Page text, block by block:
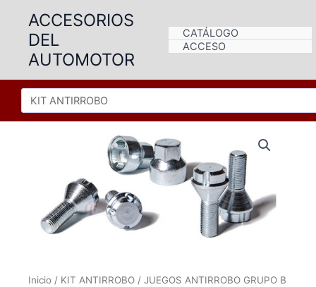
contenido
ACCESORIOS
DEL
AUTOMOTOR
CATÁLOGO
ACCESO
Inicio / KIT ANTIRROBO / JUEGOS ANTIRROBO GRUPO B